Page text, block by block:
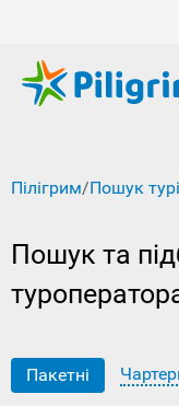
Пілігрим/Пошук
Пошук та
Пакетні